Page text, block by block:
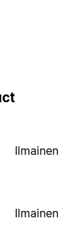
Ilmainen
Ilmainen